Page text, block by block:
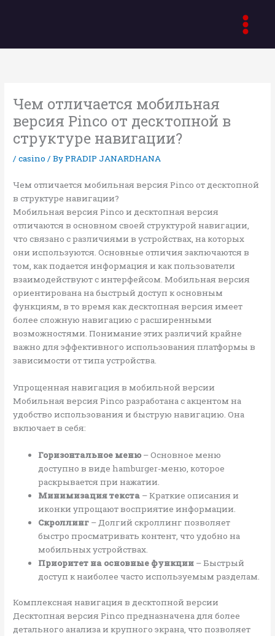
Чем отличается мобильная
версия Pinco от десктопной в
структуре навигации?
/casino / ByPRADIP JANARDHANA
Чем отличается мобильная версия Pinco от десктопной
в структуре навигации?
Мобильная версия Pinco и десктопная версия
отличаются в основном своей структурой навигации,
что связано с различиями в устройствах, на которых
они используются. Основные отличия заключаются в
том, как подается информация и как пользователи
взаимодействуют с интерфейсом. Мобильная версия
ориентирована на быстрый доступ к основным
функциям, в то время как десктопная версия имеет
более сложную навигацию с расширенными
возможностями. Понимание этих различий крайне
важно для эффективного использования платформы в
зависимости от типа устройства.
Упрощенная навигация в мобильной версии
Мобильная версия Pinco разработана с акцентом на
удобство использования и быструю навигацию. Она
включает в себя:
Горизонтальное меню– Основное меню
доступно в виде hamburger-меню, которое
раскрывается при нажатии.
Минимизация текста – Краткие описания и
иконки упрощают восприятие информации.
Скроллинг – Долгий скроллинг позволяет
быстро просматривать контент, что удобно на
мобильных устройствах.
Приоритет на основные функции – Быстрый
доступ к наиболее часто используемым разделам.
Комплексная навигация в десктопной версии
Десктопная версия Pinco предназначена для более
детального анализа и крупного экрана, что позволяет